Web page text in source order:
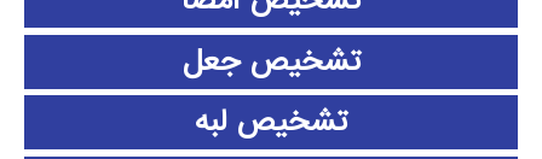
تشخیص جعل
تشخیص لبه